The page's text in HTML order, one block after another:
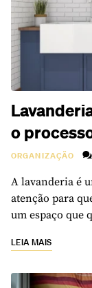
o
ORGANIZAÇÃO
A lavanderia é
atenção para
um espaço que
LEIA MAIS